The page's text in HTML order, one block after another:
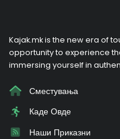
Kajak.mk is the new era of
opportunity to experience
immersing yourself in
Сместувања
Каде Овде
Наши Приказни